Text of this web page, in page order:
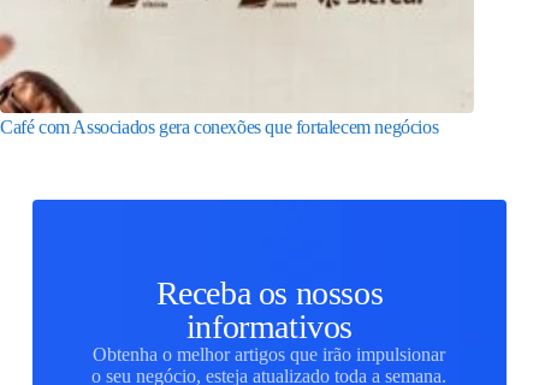
Café com Associados gera conexões que fortalecem negócios
Receba os nossos
informativos
Obtenha o melhor artigos que irão impulsionar
o seu negócio, esteja atualizado toda a semana.